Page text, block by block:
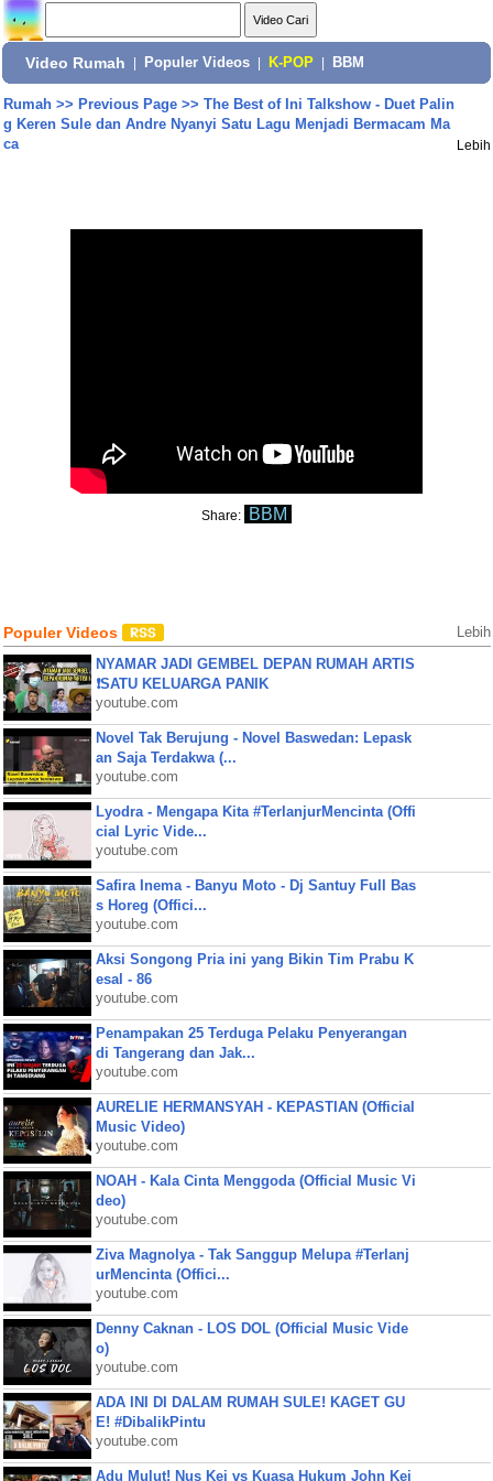
Video Rumah Populer Videos K-POP BBM
Rumah>> Previous Page>> The Best of Ini Talkshow - Duet Palin
g Keren Sule dan Andre Nyanyi Satu Lagu Menjadi Bermacam Ma
ca
Lebih
Share: BBM
Populer Videos Lebih
NYAMAR JADI GEMBEL DEPAN RUMAH ARTIS
❗SATU KELUARGA PANIK
youtube.com
Novel Tak Berujung - Novel Baswedan: Lepask
an Saja Terdakwa (...
youtube.com
Lyodra - Mengapa Kita #TerlanjurMencinta (Offi
cial Lyric Vide...
youtube.com
Safira Inema - Banyu Moto - Dj Santuy Full Bas
s Horeg (Offici...
youtube.com
Aksi Songong Pria ini yang Bikin Tim Prabu K
esal - 86
youtube.com
Penampakan 25 Terduga Pelaku Penyerangan
di Tangerang dan Jak...
youtube.com
AURELIE HERMANSYAH - KEPASTIAN (Official
Music Video)
youtube.com
NOAH - Kala Cinta Menggoda (Official Music Vi
deo)
youtube.com
Ziva Magnolya - Tak Sanggup Melupa #Terlanj
urMencinta (Offici...
youtube.com
Denny Caknan - LOS DOL (Official Music Vide
o)
youtube.com
ADA INI DI DALAM RUMAH SULE! KAGET GU
E! #DibalikPintu
youtube.com
Adu Mulut! Nus Kei vs Kuasa Hukum John Kei